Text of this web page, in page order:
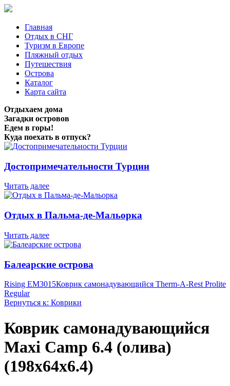
Главная
Отдых в СНГ
Туризм в Европе
Пляжный отдых
Путешествия
Острова
Каталог
Карта сайта
Отдыхаем дома
Загадки островов
Едем в горы!
Куда поехать в отпуск?
Достопримечательности Турции
Читать далее
Отдых в Пальма-де-Мальорка
Читать далее
Балеарские острова
Rising EM3015Коврик самонадувающийся Therm-A-Rest Prolite
Regular
Вернуться к: Коврики
Коврик самонадувающийся
Maxi Camp 6.4 (олива)
(198x64x6.4)